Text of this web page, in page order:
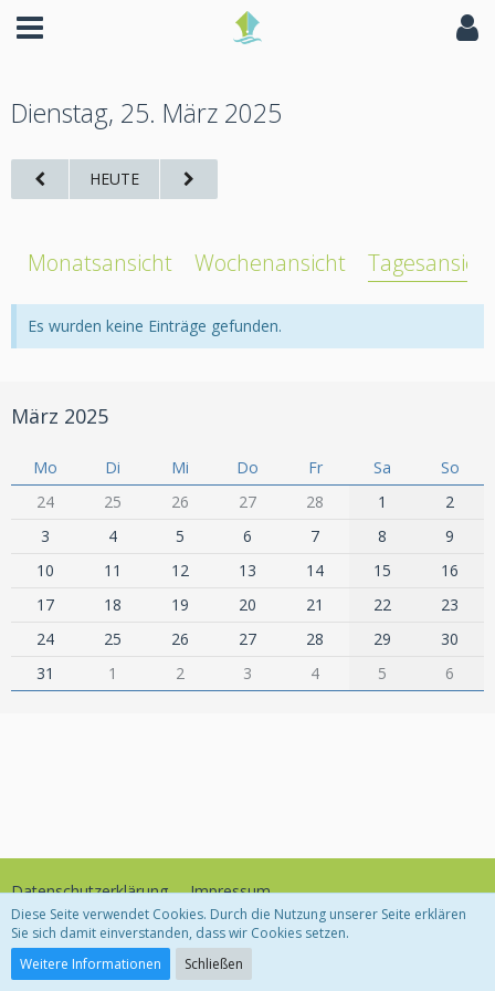
Dienstag, 25. März 2025
HEUTE
Monatsansicht Wochenansicht Tagesansicht
Es wurden keine Einträge gefunden.
März 2025
Mo Di Mi Do Fr Sa
So
24
25 26 27 28 1
2
3
4 5 6 7 8
9
10
11 12 13 14 15
16
17
18 19 20 21 22
23
24
25 26 27 28 29
30
31
1 2 3 4 5 6
Datenschutzerklärung Impressum
Community-Software:
Diese Seite verwendet Cookies. Durch die Nutzung unserer Seite erklären
Sie sich damit einverstanden, dass wir Cookies setzen.
Weitere Informationen
Schließen